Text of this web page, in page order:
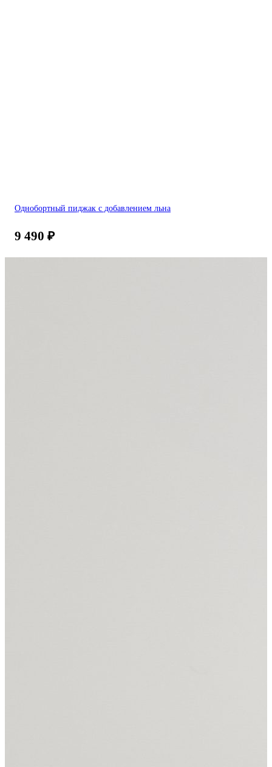
Однобортный пиджак с добавлением льна
9 490 ₽